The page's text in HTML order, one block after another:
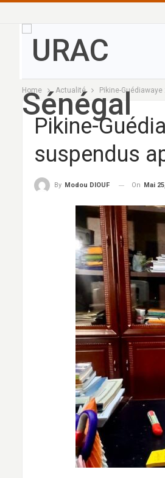
Home Actualité Pikine-
Pikine-
suspendus
By Modou DIOUF On Mai